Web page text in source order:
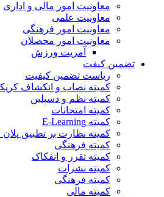
معاونیت امور مالی و اداری
معاونیت علمی
معاونیت امور فرهنگی
معاونیت امور محصلان
آمریت ورزش
تضمین کیفت
ریاست تضمین کیفیت
کمیته نصاب و انکشاف
کمیته نظم و دسپلین
کمیته امتحانات
کمیته E-Learning
کمیته نظارت بر تطبیق پلان
کمیته فرهنگی
کمیته تقرر و انفکاک
کمیته نشرات
کمیته فرهنگی
کمیته مالی